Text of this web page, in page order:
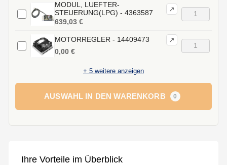
MODUL, LUEFTER-
STEUERUNG(LPG) - 4363587
↗
639,03 €
MOTORREGLER - 14409473 ↗
0,00 €
+ 5 weitere anzeigen
AUSWAHL IN DEN WARENKORB 0
Ihre Vorteile im Überblick